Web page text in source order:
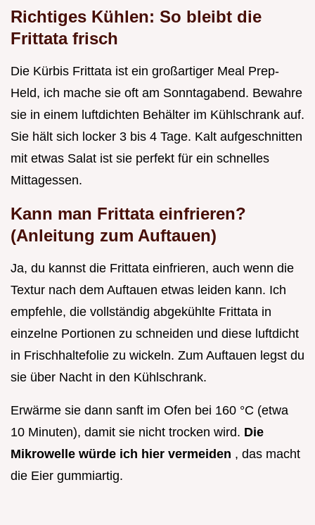
Richtiges Kühlen: So bleibt die
Frittata frisch
Die Kürbis Frittata ist ein großartiger Meal Prep-
Held, ich mache sie oft am Sonntagabend. Bewahre
sie in einem luftdichten Behälter im Kühlschrank auf.
Sie hält sich locker 3 bis 4 Tage. Kalt aufgeschnitten
mit etwas Salat ist sie perfekt für ein schnelles
Mittagessen.
Kann man Frittata einfrieren?
(Anleitung zum Auftauen)
Ja, du kannst die Frittata einfrieren, auch wenn die
Textur nach dem Auftauen etwas leiden kann. Ich
empfehle, die vollständig abgekühlte Frittata in
einzelne Portionen zu schneiden und diese luftdicht
in Frischhaltefolie zu wickeln. Zum Auftauen legst du
sie über Nacht in den Kühlschrank.
Erwärme sie dann sanft im Ofen bei 160 °C (etwa
10 Minuten), damit sie nicht trocken wird. Die
Mikrowelle würde ich hier vermeiden , das macht
die Eier gummiartig.